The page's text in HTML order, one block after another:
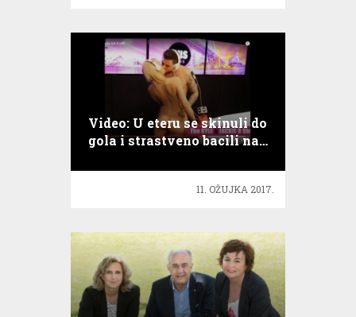
Video: U eteru se skinuli do
gola i strastveno bacili na…
11. OŽUJKA 2017.